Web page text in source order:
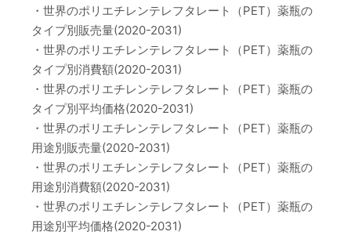
・世界のポリエチレンテレフタレート（PET）薬瓶の
タイプ別販売量(2020-2031)
・世界のポリエチレンテレフタレート（PET）薬瓶の
タイプ別消費額(2020-2031)
・世界のポリエチレンテレフタレート（PET）薬瓶の
タイプ別平均価格(2020-2031)
・世界のポリエチレンテレフタレート（PET）薬瓶の
用途別販売量(2020-2031)
・世界のポリエチレンテレフタレート（PET）薬瓶の
用途別消費額(2020-2031)
・世界のポリエチレンテレフタレート（PET）薬瓶の
用途別平均価格(2020-2031)